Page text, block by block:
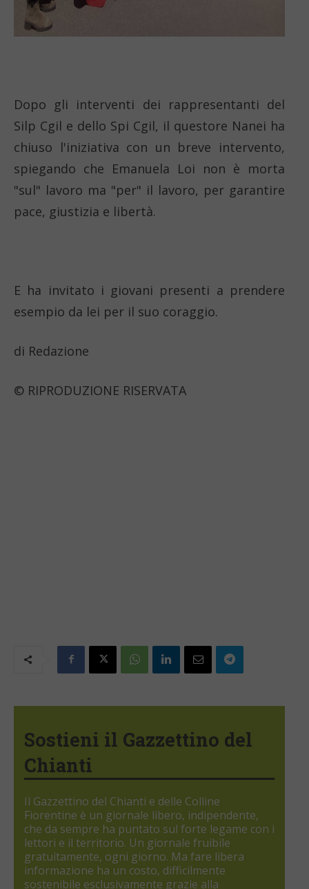
Dopo gli interventi dei rappresentanti del
Silp Cgil e dello Spi Cgil, il questore Nanei ha
chiuso l'iniziativa con un breve intervento,
spiegando che Emanuela Loi non è morta
"sul" lavoro ma "per" il lavoro, per garantire
pace, giustizia e libertà.
E ha invitato i giovani presenti a prendere
esempio da lei per il suo coraggio.
di Redazione
© RIPRODUZIONE RISERVATA
Sostieni il Gazzettino del
Chianti
Il Gazzettino del Chianti e delle Colline
Fiorentine è un giornale libero, indipendente,
che da sempre ha puntato sul forte legame con i
lettori e il territorio. Un giornale fruibile
gratuitamente, ogni giorno. Ma fare libera
informazione ha un costo, difficilmente
sostenibile esclusivamente grazie alla